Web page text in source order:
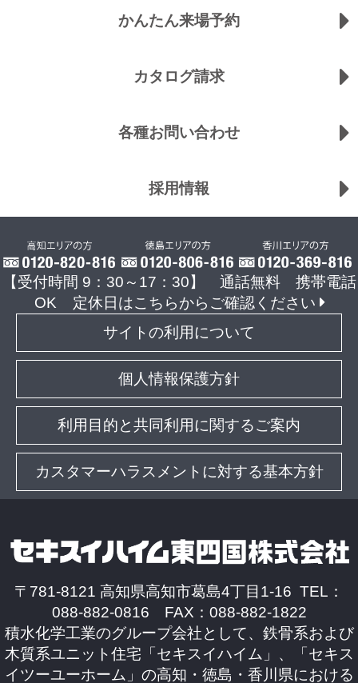
かんたん来場予約
カタログ請求
各種お問い合わせ
採用情報
【受付時間 9：30～17：30】 通話無料 携帯電話
OK
定休日はこちらからご確認ください
サイトの利用について
個人情報保護方針
利用目的と共同利用に関するご案内
カスタマーハラスメントに対する基本方針
〒781-8121 高知県高知市葛島4丁目1-16 TEL：
088-882-0816 FAX：088-882-1822
積水化学工業のグループ会社として、鉄骨系および
木質系ユニット住宅「セキスイハイム」、「セキス
イツーユーホーム」の高知・徳島・香川県における